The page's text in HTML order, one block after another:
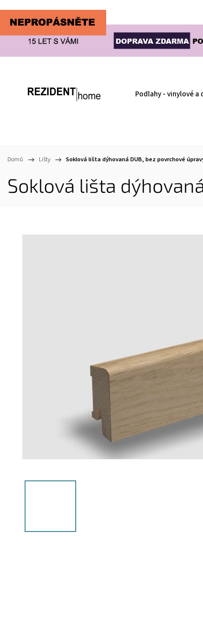
Podlahy - vinylové a
Domů / Lišty / Soklová lišta dýhovaná DUB, bez povrchové
Soklová lišta